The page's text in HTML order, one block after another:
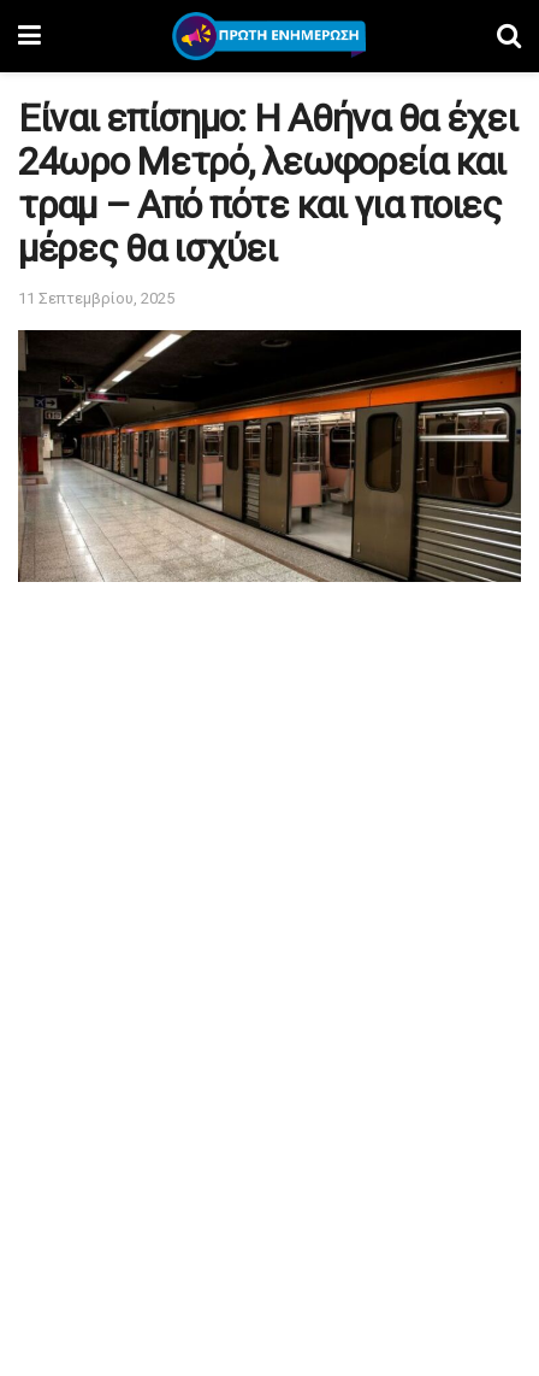
Είναι επίσημο: Η Αθήνα θα έχει
24ωρο Μετρό, λεωφορεία και
τραμ – Από πότε και για ποιες
μέρες θα ισχύει
11 Σεπτεμβρίου, 2025